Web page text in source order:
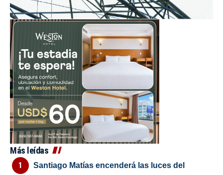
Más leídas
Santiago Matías encenderá las luces del